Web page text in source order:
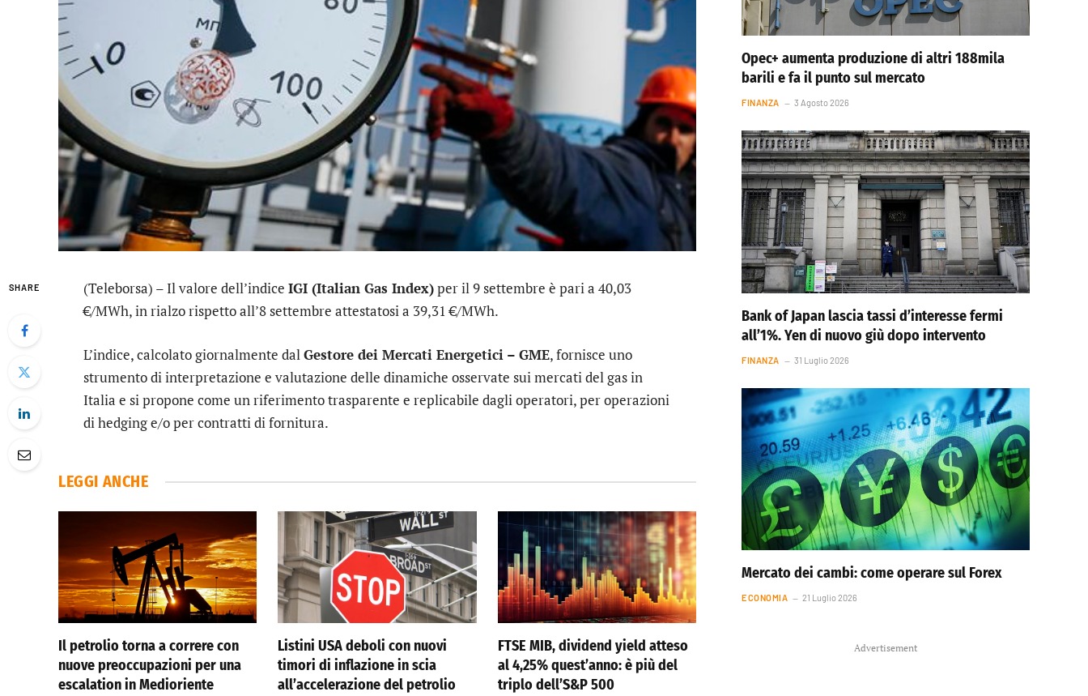
SHARE (Teleborsa) – Il valore dell’indice IGI (Italian Gas Index)per il 9 settembre è pari a 40,03
€/MWh, in rialzo rispetto all’8 settembre attestatosi a 39,31 €/MWh.
L’indice, calcolato giornalmente dalGestore dei Mercati Energetici – GME, fornisce uno
strumento di interpretazione e valutazione delle dinamiche osservate sui mercati del gas in
Italia e si propone come un riferimento trasparente e replicabile dagli operatori, per operazioni
di hedging e/o per contratti di fornitura.
LEGGI ANCHE
Il petrolio torna a correre con
nuove preoccupazioni per una
escalation in Medioriente
Listini USA deboli con nuovi
timori di inflazione in scia
all’accelerazione del petrolio
FTSE MIB, dividend yield atteso
al 4,25% quest’anno: è più del
triplo dell’S&P 500
Opec+ aumenta produzione di altri 188mila
barili e fa il punto sul mercato
FINANZA 3 Agosto 2026
Bank of Japan lascia tassi d’interesse fermi
all’1%. Yen di nuovo giù dopo intervento
FINANZA 31 Luglio 2026
Mercato dei cambi: come operare sul Forex
ECONOMIA 21 Luglio 2026
Advertisement